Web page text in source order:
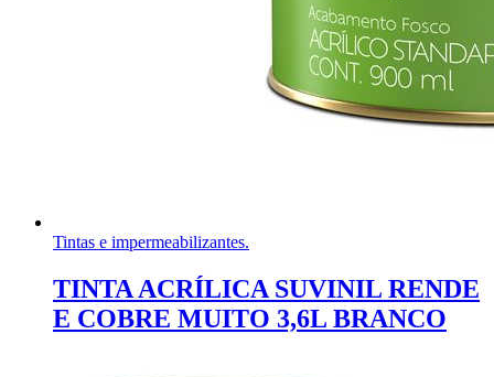
Tintas e impermeabilizantes.
TINTA ACRÍLICA SUVINIL RENDE
E COBRE MUITO 3,6L BRANCO